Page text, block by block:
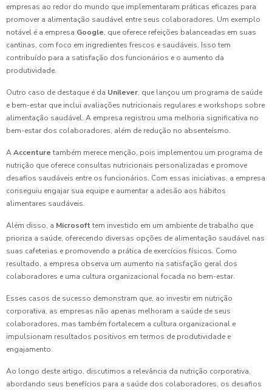
empresas ao redor do mundo que implementaram práticas eficazes para
promover a alimentação saudável entre seus colaboradores. Um exemplo
notável é a empresa Google, que oferece refeições balanceadas em suas
cantinas, com foco em ingredientes frescos e saudáveis. Isso tem
contribuído para a satisfação dos funcionários e o aumento da
produtividade.
Outro caso de destaque é da Unilever, que lançou um programa de saúde
e bem-estar que inclui avaliações nutricionais regulares e workshops sobre
alimentação saudável. A empresa registrou uma melhoria significativa no
bem-estar dos colaboradores, além de redução no absenteísmo.
AAccenture também merece menção, pois implementou um programa de
nutrição que oferece consultas nutricionais personalizadas e promove
desafios saudáveis entre os funcionários. Com essas iniciativas, a empresa
conseguiu engajar sua equipe e aumentar a adesão aos hábitos
alimentares saudáveis.
Além disso, a Microsoft tem investido em um ambiente de trabalho que
prioriza a saúde, oferecendo diversas opções de alimentação saudável nas
suas cafeterias e promovendo a prática de exercícios físicos. Como
resultado, a empresa observa um aumento na satisfação geral dos
colaboradores e uma cultura organizacional focada no bem-estar.
Esses casos de sucesso demonstram que, ao investir em nutrição
corporativa, as empresas não apenas melhoram a saúde de seus
colaboradores, mas também fortalecem a cultura organizacional e
impulsionam resultados positivos em termos de produtividade e
engajamento.
Ao longo deste artigo, discutimos a relevância da nutrição corporativa,
abordando seus benefícios para a saúde dos colaboradores, os desafios